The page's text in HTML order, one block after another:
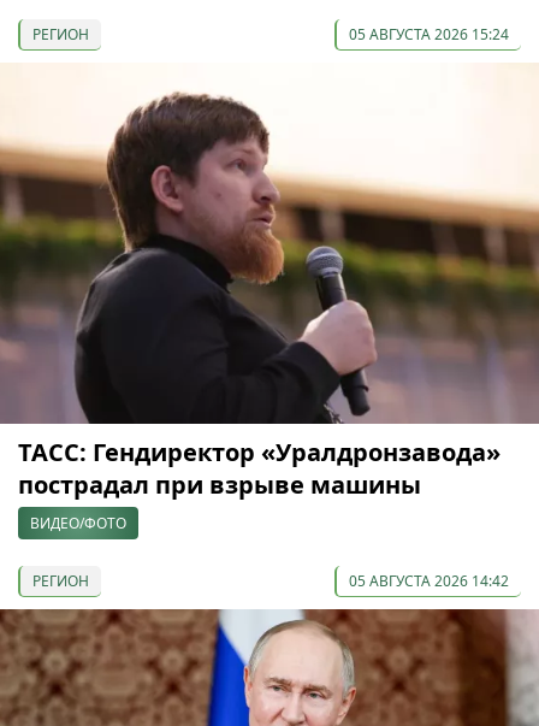
РЕГИОН 05 АВГУСТА 2026 15:24
ТАСС: Гендиректор «Уралдронзавода»
пострадал при взрыве машины
ВИДЕО/ФОТО
РЕГИОН 05 АВГУСТА 2026 14:42